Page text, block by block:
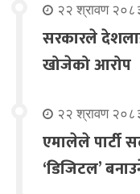
२२ श्रावण
सरकारले
खोजेको आरोप
२२ श्रावण
एमालेले पार्टी
‘डिजिटल’